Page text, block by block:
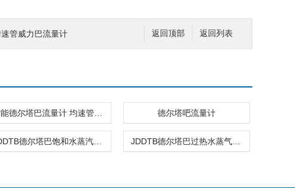
返回列表
返回顶部
管威力巴流量计
德尔塔吧流量计